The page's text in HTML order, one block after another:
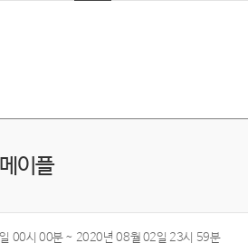
이플
00시 00분 ~ 2020년 08월 02일 23시 59분